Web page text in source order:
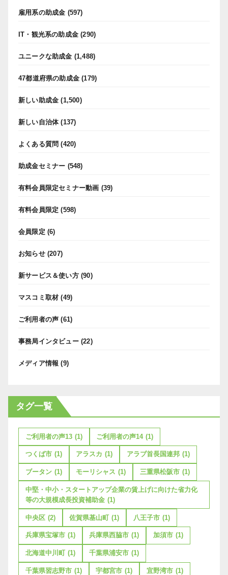
雇用系の助成金 (597)
IT・観光系の助成金 (290)
ユニークな助成金 (1,488)
47都道府県の助成金 (179)
新しい助成金 (1,500)
新しい自治体(137)
よくある質問 (420)
助成金セミナー (548)
有料会員限定セミナー動画 (39)
有料会員限定 (598)
会員限定 (6)
お知らせ(207)
新サービス＆使い方(90)
マスコミ取材 (49)
ご利用者の声 (61)
事務局インタビュー(22)
メディア情報 (9)
タグ一覧
ご利用者の声13 (1) ご利用者の声14 (1)
つくば市 (1) アラスカ (1) アラブ首長国連邦 (1)
ブータン (1) モーリシャス (1) 三重県松阪市 (1)
中堅・中小・スタートアップ企業の賃上げに向けた省力化
等の大規模成長投資補助金 (1)
中央区 (2) 佐賀県基山町 (1) 八王子市 (1)
兵庫県宝塚市 (1) 兵庫県西脇市 (1) 加須市 (1)
北海道中川町 (1) 千葉県浦安市 (1)
千葉県習志野市 (1) 宇都宮市 (1) 宜野湾市 (1)